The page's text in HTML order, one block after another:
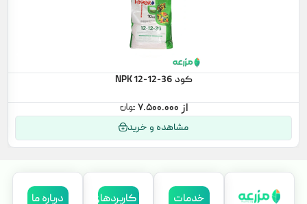
کود NPK 12-12-36
۷.۵۰۰.۰۰۰
مشاهده و خرید
خدمات
کاربردهای
درباره ما